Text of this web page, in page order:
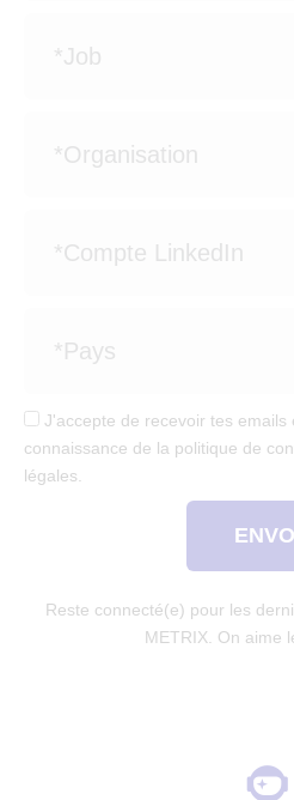
J'accepte de recevoir tes emails
connaissance de la politique de
légales.
Reste connecté(e) pour les
METRIX. On aime